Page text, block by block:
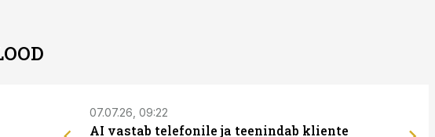
07.07.26, 09:22
AI vastab telefonile ja teenindab kliente